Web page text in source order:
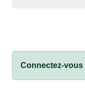
Connectez-vous